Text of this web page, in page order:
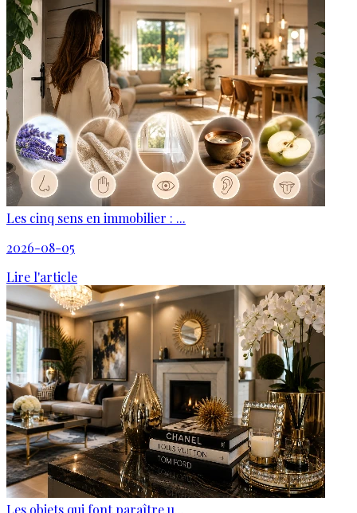
Les cinq sens en immobilier : ...
2026-08-05
Lire l'article
Les objets qui font paraître u...